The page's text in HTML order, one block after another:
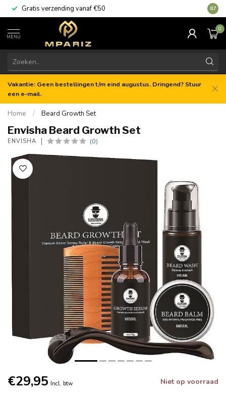
Gratis verzending vanaf €50 8.7
MENU
0
Vakantie: Geen bestellingen t/m eind augustus. Dringend? Stuur
een e-mail.
Home / Beard Growth Set
Envisha Beard Growth Set
ENVISHA (0)
€29,95 Incl. btw Niet op voorraad